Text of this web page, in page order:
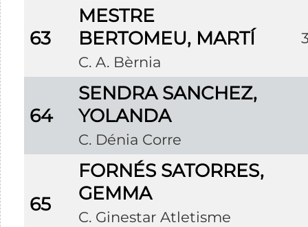
63
MESTRE
BERTOMEU, MARTÍ
C. A. Bèrnia
64
SENDRA SANCHEZ,
YOLANDA
C. Dénia Corre
65
FORNÉS SATORRES,
GEMMA
C. Ginestar Atletisme